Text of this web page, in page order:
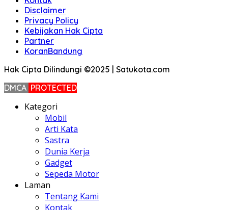
Disclaimer
Privacy Policy
Kebijakan Hak Cipta
Partner
KoranBandung
Hak Cipta Dilindungi ©2025 | Satukota.com
DMCA PROTECTED
Kategori
Mobil
Arti Kata
Sastra
Dunia Kerja
Gadget
Sepeda Motor
Laman
Tentang Kami
Kontak